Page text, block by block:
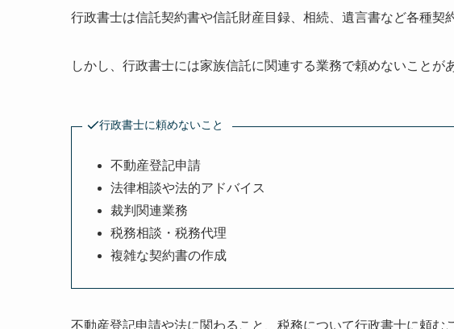
行政書士は信託契約書や信託財産目録、相続、遺言書など各種契
しかし、行政書士には家族信託に関連する業務で頼めないことが
行政書士に頼めないこと
不動産登記申請
法律相談や法的アドバイス
裁判関連業務
税務相談・税務代理
複雑な契約書の作成
不動産登記申請や法に関わること、税務について行政書士に頼む